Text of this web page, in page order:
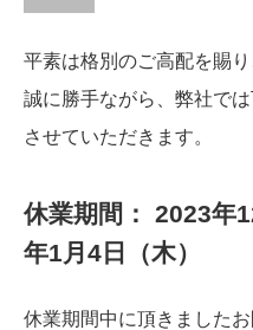
平素は格別のご高配を賜
誠に勝手ながら、弊社で
させていただきます。
休業期間： 2023年
年1月4日（木）
休業期間中に頂きました